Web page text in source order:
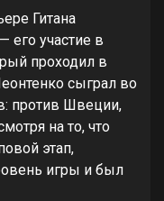
Гитана
его участие в
проходил в
сыграл во
против Швеции,
на то, что
этап,
игры и был